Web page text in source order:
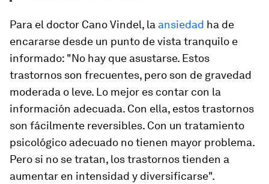
Para el doctor Cano Vindel, la ansiedad ha de
encararse desde un punto de vista tranquilo e
informado: "No hay que asustarse. Estos
trastornos son frecuentes, pero son de gravedad
moderada o leve. Lo mejor es contar con la
información adecuada. Con ella, estos trastornos
son fácilmente reversibles. Con un tratamiento
psicológico adecuado no tienen mayor problema.
Pero si no se tratan, los trastornos tienden a
aumentar en intensidad y diversificarse".